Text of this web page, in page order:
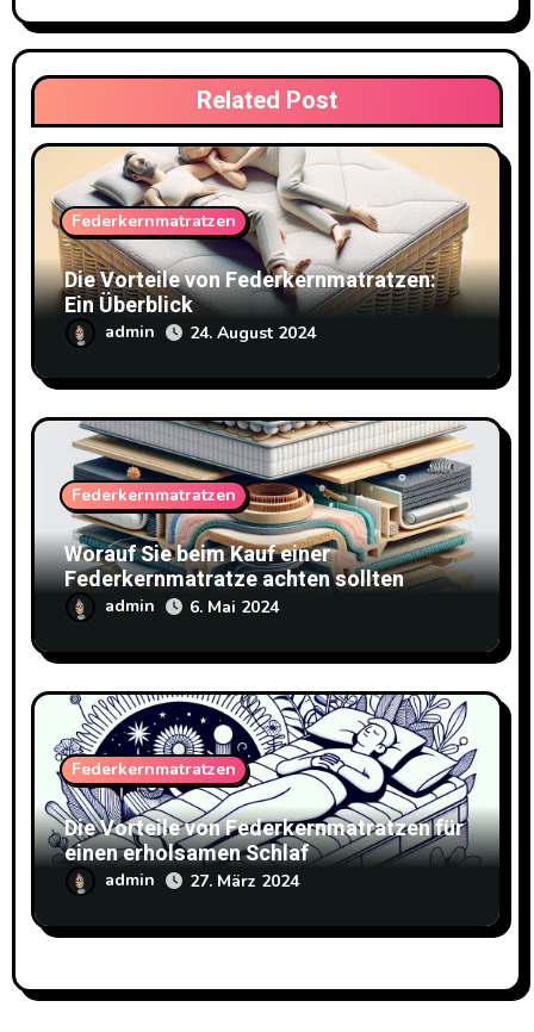
Related Post
Federkernmatratzen
Die Vorteile von Federkernmatratzen:
Ein Überblick
admin 24. August 2024
Federkernmatratzen
Worauf Sie beim Kauf einer
Federkernmatratze achten sollten
admin 6. Mai 2024
Federkernmatratzen
Die Vorteile von Federkernmatratzen für
einen erholsamen Schlaf
admin 27. März 2024